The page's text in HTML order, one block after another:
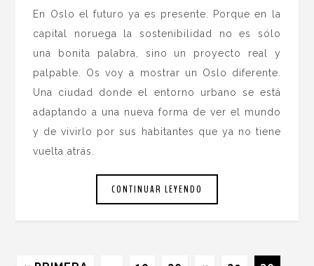
En Oslo el futuro ya es presente. Porque en la
capital noruega la sostenibilidad no es sólo
una bonita palabra, sino un proyecto real y
palpable. Os voy a mostrar un Oslo diferente.
Una ciudad donde el entorno urbano se está
adaptando a una nueva forma de ver el mundo
y de vivirlo por sus habitantes que ya no tiene
vuelta atrás.
CONTINUAR LEYENDO